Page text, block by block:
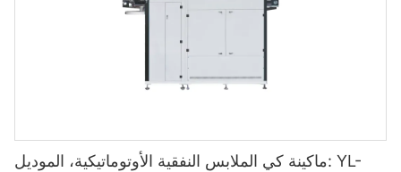
ماكينة كي الملابس النفقية الأوتوماتيكية، الموديل: YL-